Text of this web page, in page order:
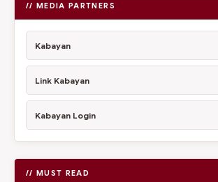
// MEDIA PARTNERS
Kabayan
Link Kabayan
Kabayan Login
// MUST READ